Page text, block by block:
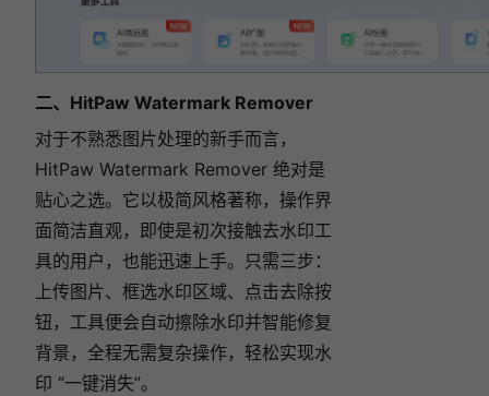
二、HitPaw Watermark Remover
对于不熟悉图片处理的新手而言，
HitPaw Watermark Remover 绝对是
贴心之选。它以极简风格著称，操作界
面简洁直观，即使是初次接触去水印工
具的用户，也能迅速上手。只需三步：
上传图片、框选水印区域、点击去除按
钮，工具便会自动擦除水印并智能修复
背景，全程无需复杂操作，轻松实现水
印 “一键消失”。